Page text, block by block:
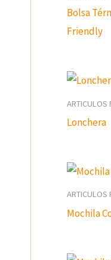
Bolsa
Friendly
ARTICULOS
Lonchera
ARTICULOS
Mochila